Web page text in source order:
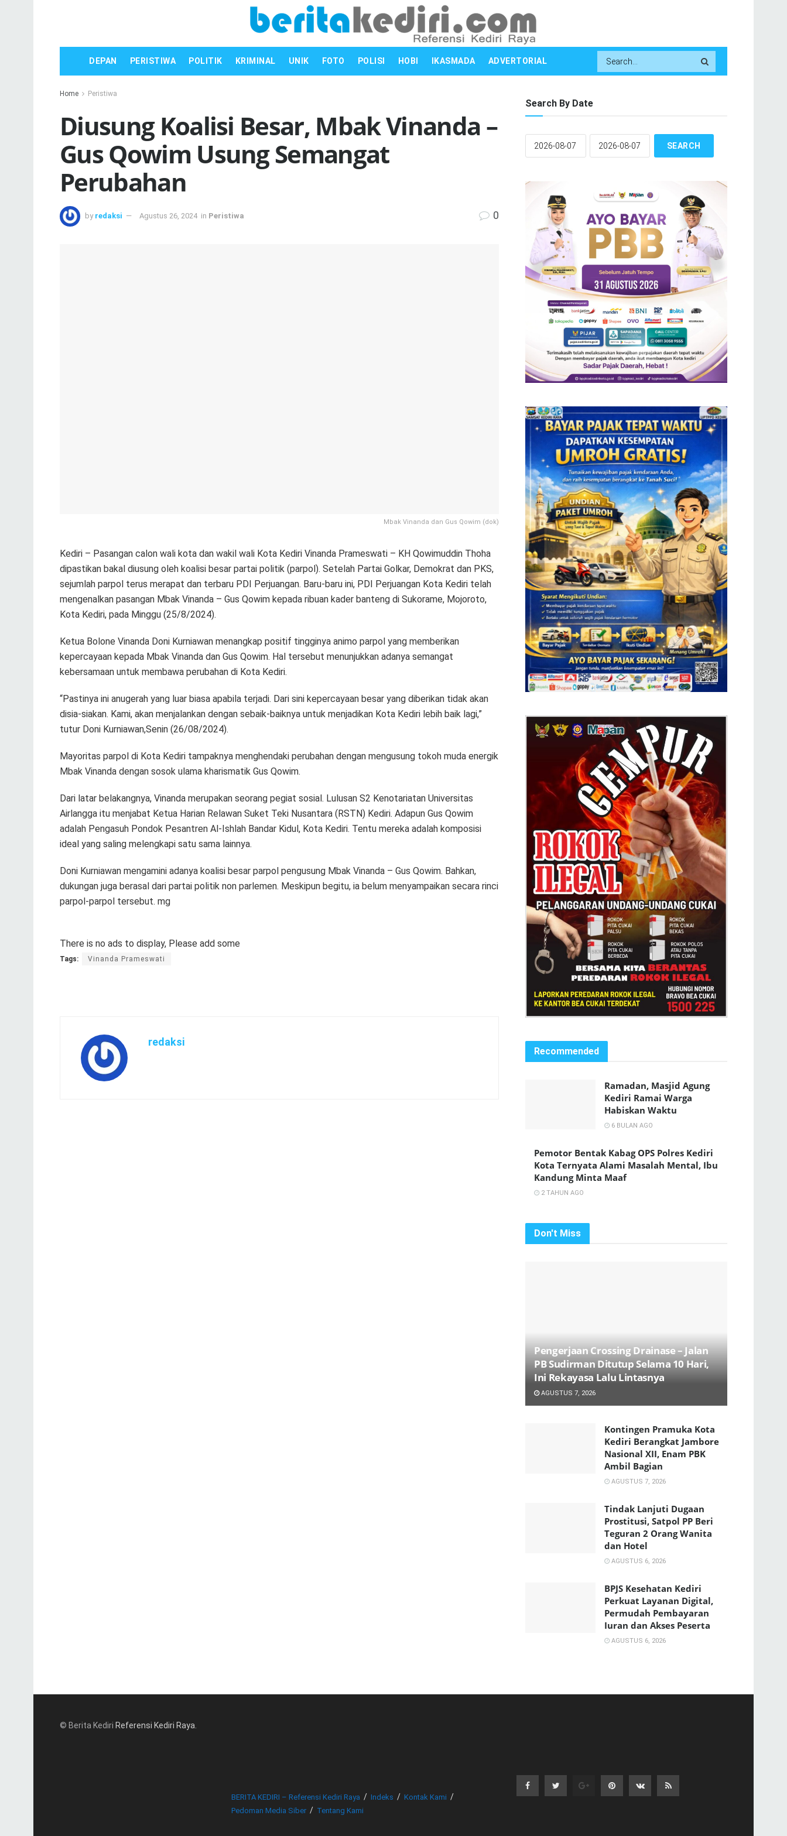
DEPAN PERISTIWA POLITIK KRIMINAL UNIK FOTO POLISI HOBI IKASMADA ADVERTORIAL
Home Peristiwa
Diusung Koalisi Besar, Mbak Vinanda –
Gus Qowim Usung Semangat
Perubahan
by redaksi Agustus 26, 2024 in Peristiwa 0
Mbak Vinanda dan Gus Qowim (dok)
Kediri – Pasangan calon wali kota dan wakil wali Kota Kediri Vinanda Prameswati – KH Qowimuddin Thoha
dipastikan bakal diusung oleh koalisi besar partai politik (parpol). Setelah Partai Golkar, Demokrat dan PKS,
sejumlah parpol terus merapat dan terbaru PDI Perjuangan. Baru-baru ini, PDI Perjuangan Kota Kediri telah
mengenalkan pasangan Mbak Vinanda – Gus Qowim kepada ribuan kader banteng di Sukorame, Mojoroto,
Kota Kediri, pada Minggu (25/8/2024).
Ketua Bolone Vinanda Doni Kurniawan menangkap positif tingginya animo parpol yang memberikan
kepercayaan kepada Mbak Vinanda dan Gus Qowim. Hal tersebut menunjukkan adanya semangat
kebersamaan untuk membawa perubahan di Kota Kediri.
“Pastinya ini anugerah yang luar biasa apabila terjadi. Dari sini kepercayaan besar yang diberikan tidak akan
disia-siakan. Kami, akan menjalankan dengan sebaik-baiknya untuk menjadikan Kota Kediri lebih baik lagi,”
tutur Doni Kurniawan,Senin (26/08/2024).
Mayoritas parpol di Kota Kediri tampaknya menghendaki perubahan dengan mengusung tokoh muda energik
Mbak Vinanda dengan sosok ulama kharismatik Gus Qowim.
Dari latar belakangnya, Vinanda merupakan seorang pegiat sosial. Lulusan S2 Kenotariatan Universitas
Airlangga itu menjabat Ketua Harian Relawan Suket Teki Nusantara (RSTN) Kediri. Adapun Gus Qowim
adalah Pengasuh Pondok Pesantren Al-Ishlah Bandar Kidul, Kota Kediri. Tentu mereka adalah komposisi
ideal yang saling melengkapi satu sama lainnya.
Doni Kurniawan mengamini adanya koalisi besar parpol pengusung Mbak Vinanda – Gus Qowim. Bahkan,
dukungan juga berasal dari partai politik non parlemen. Meskipun begitu, ia belum menyampaikan secara rinci
parpol-parpol tersebut. mg
There is no ads to display, Please add some
Tags: Vinanda Prameswati
redaksi
Search By Date
Recommended
Ramadan, Masjid Agung
Kediri Ramai Warga
Habiskan Waktu
6 BULAN AGO
Pemotor Bentak Kabag OPS Polres Kediri
Kota Ternyata Alami Masalah Mental, Ibu
Kandung Minta Maaf
2 TAHUN AGO
Don't Miss
Pengerjaan Crossing Drainase – Jalan
PB Sudirman Ditutup Selama 10 Hari,
Ini Rekayasa Lalu Lintasnya
AGUSTUS 7, 2026
Kontingen Pramuka Kota
Kediri Berangkat Jambore
Nasional XII, Enam PBK
Ambil Bagian
AGUSTUS 7, 2026
Tindak Lanjuti Dugaan
Prostitusi, Satpol PP Beri
Teguran 2 Orang Wanita
dan Hotel
AGUSTUS 6, 2026
BPJS Kesehatan Kediri
Perkuat Layanan Digital,
Permudah Pembayaran
Iuran dan Akses Peserta
AGUSTUS 6, 2026
© Berita Kediri Referensi Kediri Raya.
BERITA KEDIRI – Referensi Kediri Raya Indeks
Kontak Kami
Pedoman Media Siber
Tentang Kami